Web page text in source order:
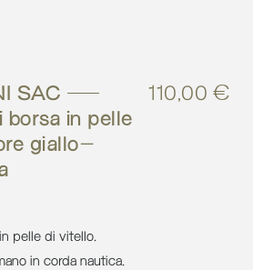
SAC –
borsa in pelle
giallo-
110,00€
pelle di vitello.
in corda nautica.